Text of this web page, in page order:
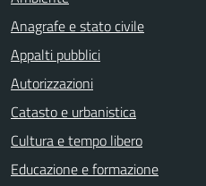
Anagrafe e stato civile
Appalti pubblici
Autorizzazioni
Catasto e urbanistica
Cultura e tempo libero
Educazione e formazione